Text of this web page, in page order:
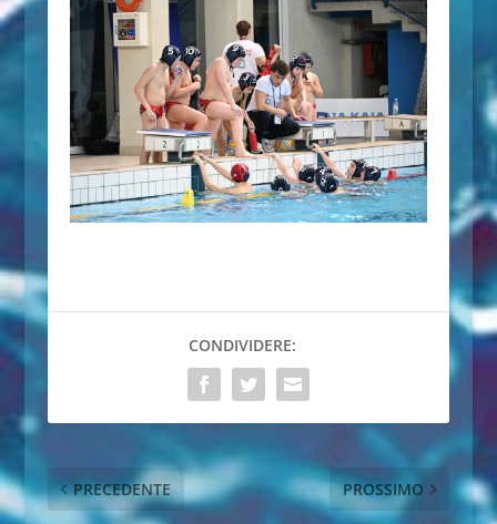
CONDIVIDERE:
PRECEDENTE PROSSIMO